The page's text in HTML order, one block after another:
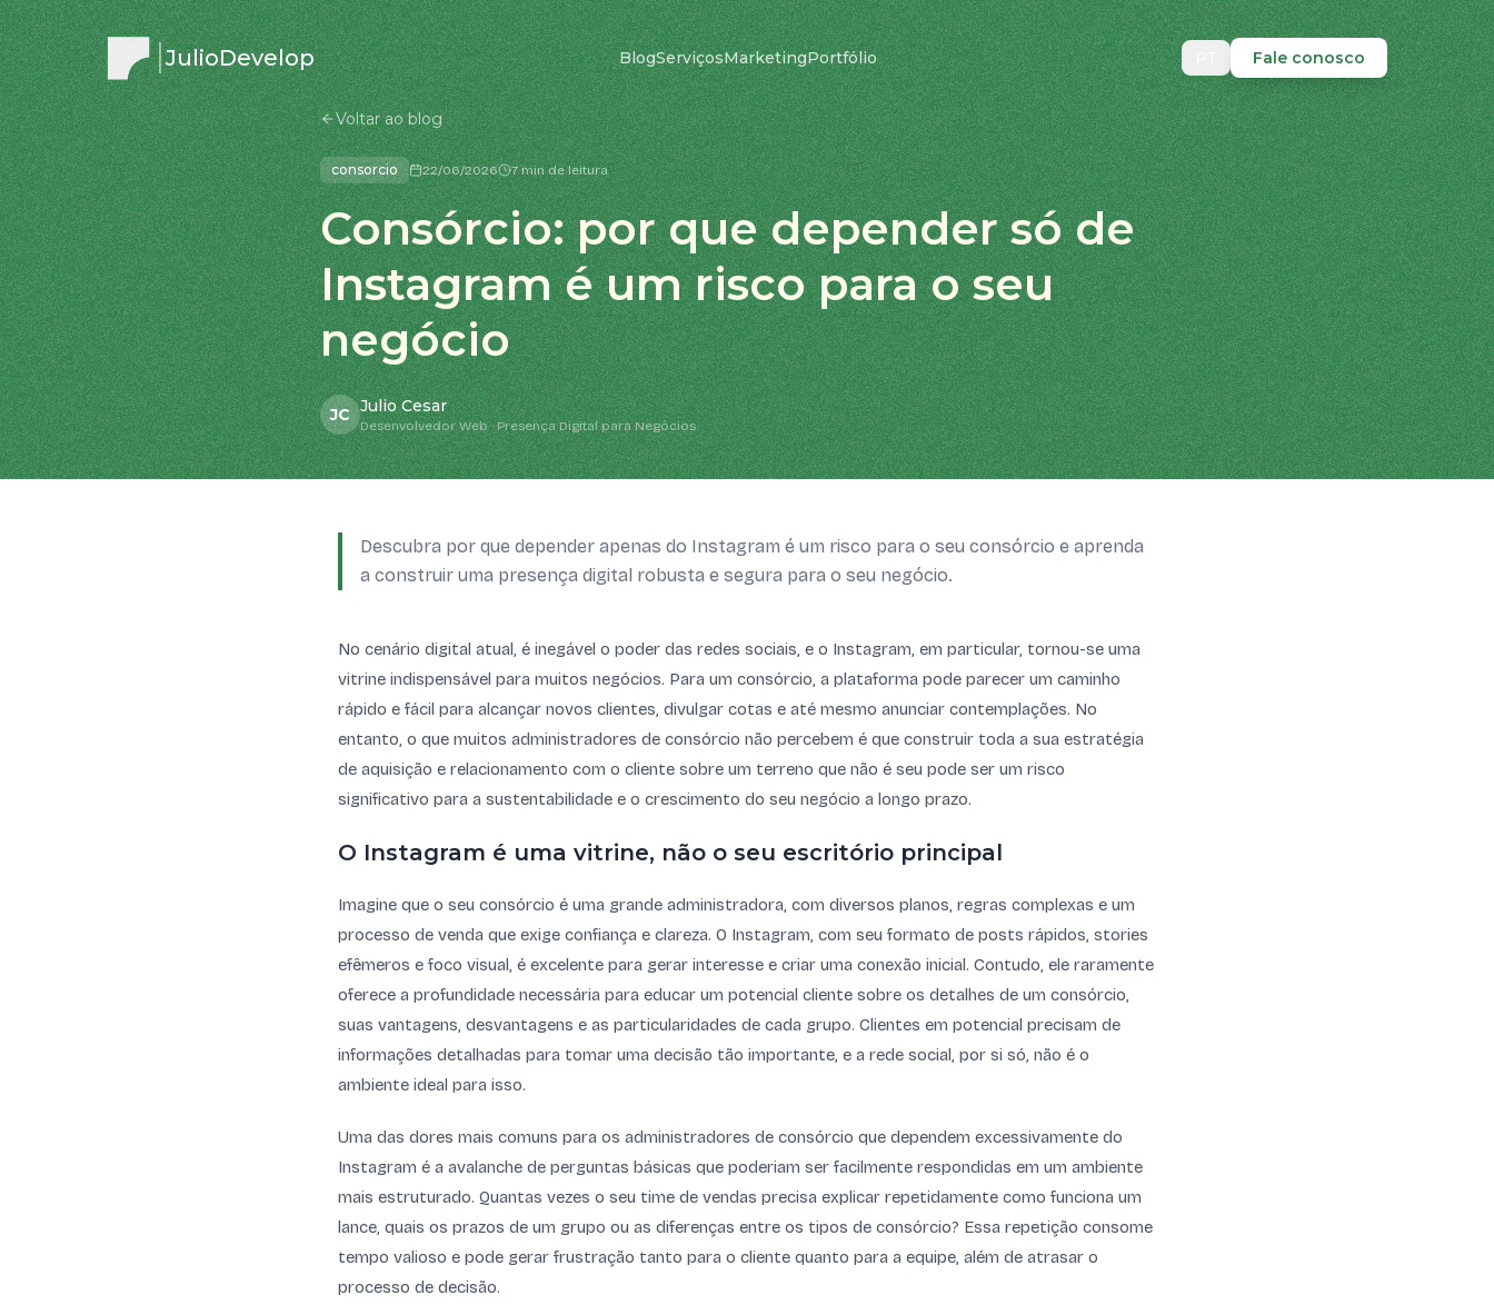
JulioDevelop BlogServiçosMarketingPortfólio Fale conosco
Voltar ao blog
consorcio 22/06/2026 7 min de leitura
Consórcio: por que depender só de
Instagram é um risco para o seu
negócio
JC Julio Cesar
Desenvolvedor Web · Presença Digital para Negócios
Descubra por que depender apenas do Instagram é um risco para o seu consórcio e aprenda
a construir uma presença digital robusta e segura para o seu negócio.
No cenário digital atual, é inegável o poder das redes sociais, e o Instagram, em particular, tornou-se uma
vitrine indispensável para muitos negócios. Para um consórcio, a plataforma pode parecer um caminho
rápido e fácil para alcançar novos clientes, divulgar cotas e até mesmo anunciar contemplações. No
entanto, o que muitos administradores de consórcio não percebem é que construir toda a sua estratégia
de aquisição e relacionamento com o cliente sobre um terreno que não é seu pode ser um risco
significativo para a sustentabilidade e o crescimento do seu negócio a longo prazo.
O Instagram é uma vitrine, não o seu escritório principal
Imagine que o seu consórcio é uma grande administradora, com diversos planos, regras complexas e um
processo de venda que exige confiança e clareza. O Instagram, com seu formato de posts rápidos, stories
efêmeros e foco visual, é excelente para gerar interesse e criar uma conexão inicial. Contudo, ele raramente
oferece a profundidade necessária para educar um potencial cliente sobre os detalhes de um consórcio,
suas vantagens, desvantagens e as particularidades de cada grupo. Clientes em potencial precisam de
informações detalhadas para tomar uma decisão tão importante, e a rede social, por si só, não é o
ambiente ideal para isso.
Uma das dores mais comuns para os administradores de consórcio que dependem excessivamente do
Instagram é a avalanche de perguntas básicas que poderiam ser facilmente respondidas em um ambiente
mais estruturado. Quantas vezes o seu time de vendas precisa explicar repetidamente como funciona um
lance, quais os prazos de um grupo ou as diferenças entre os tipos de consórcio? Essa repetição consome
tempo valioso e pode gerar frustração tanto para o cliente quanto para a equipe, além de atrasar o
processo de decisão.